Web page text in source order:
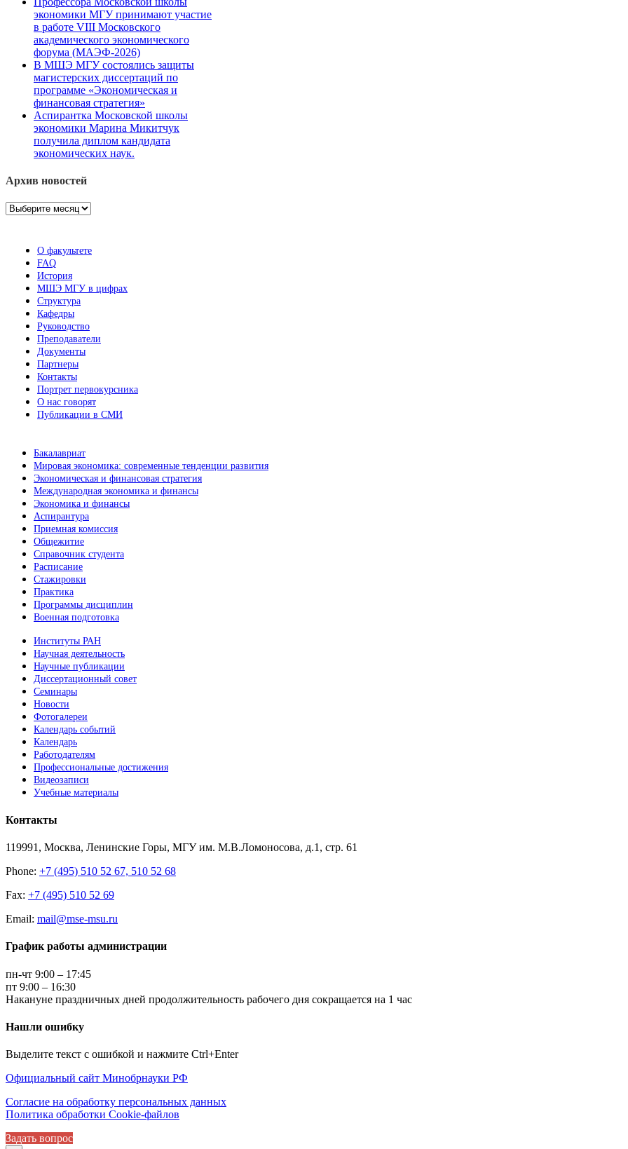
экономики МГУ принимают участие
в работе VIII Московского
академического экономического
форума (МАЭФ-2026)
В МШЭ МГУ состоялись защиты
магистерских диссертаций по
программе «Экономическая и
финансовая стратегия»
Аспирантка Московской школы
экономики Марина Микитчук
получила диплом кандидата
экономических наук.
Архив новостей
Архив
О факультете
FAQ
История
МШЭ МГУ в цифрах
Структура
Кафедры
Руководство
Преподаватели
Документы
Партнеры
Контакты
Портрет первокурсника
О нас говорят
Публикации в СМИ
Бакалавриат
Мировая экономика: современные тенденции развития
Экономическая и финансовая стратегия
Международная экономика и финансы
Экономика и финансы
Аспирантура
Приемная комиссия
Общежитие
Справочник студента
Расписание
Стажировки
Практика
Программы дисциплин
Военная подготовка
Институты РАН
Научная деятельность
Научные публикации
Диссертационный совет
Семинары
Новости
Фотогалереи
Календарь событий
Календарь
Работодателям
Профессиональные достижения
Видеозаписи
Учебные материалы
Контакты
119991, Москва, Ленинские Горы, МГУ им. М.В.Ломоносова, д.1, стр. 61
Phone: +7 (495) 510 52 67, 510 52 68
Fax: +7 (495) 510 52 69
Email: mail@mse-msu.ru
График работы администрации
пн-чт 9:00 – 17:45
пт 9:00 – 16:30
Накануне праздничных дней продолжительность рабочего дня сокращается на 1 час
Нашли ошибку
Выделите текст с ошибкой и нажмите Ctrl+Enter
Официальный сайт Минобрнауки РФ
Согласие на обработку персональных данных
Политика обработки Cookie-файлов
Задать вопрос